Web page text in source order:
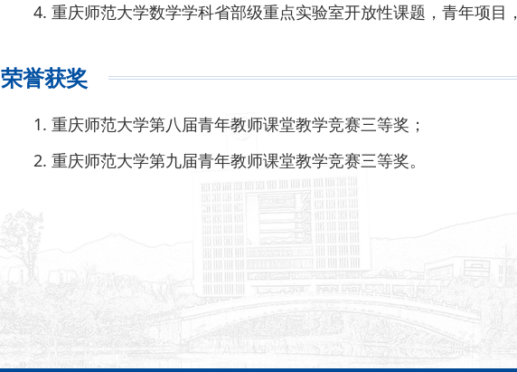
4. 重庆师范大学数学学科省部级重点实验室开放性课题，青年项目
荣誉获奖
1. 重庆师范大学第八届青年教师课堂教学竞赛三等奖；
2. 重庆师范大学第九届青年教师课堂教学竞赛三等奖。